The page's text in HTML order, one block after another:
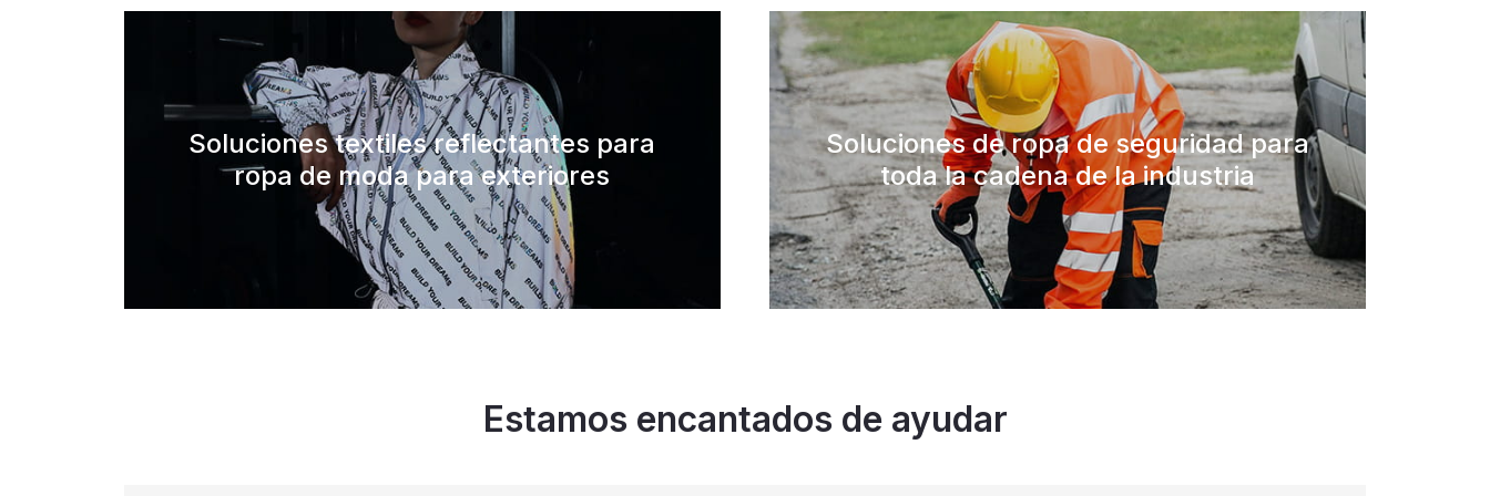
Soluciones textiles reflectantes para
ropa de moda para exteriores
Soluciones de ropa de seguridad para
toda la cadena de la industria
Estamos encantados de ayudar